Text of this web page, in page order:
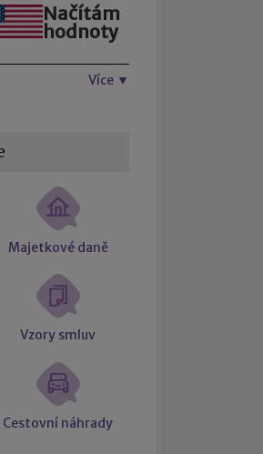
Načítám
hodnoty
Více ▼
Majetkové daně
Vzory smluv
Cestovní náhrady